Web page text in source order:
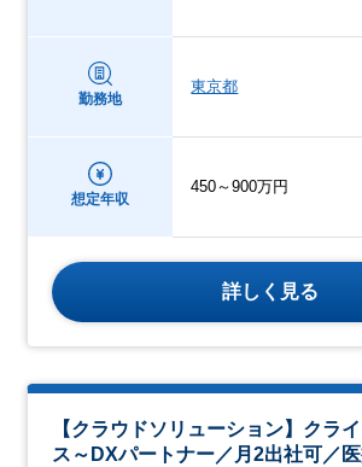
勤務地
東京都
想定年収
450～900万円
詳しく見る
【クラウドソリューション】クラ
ス～DXパートナー／月2出社可／